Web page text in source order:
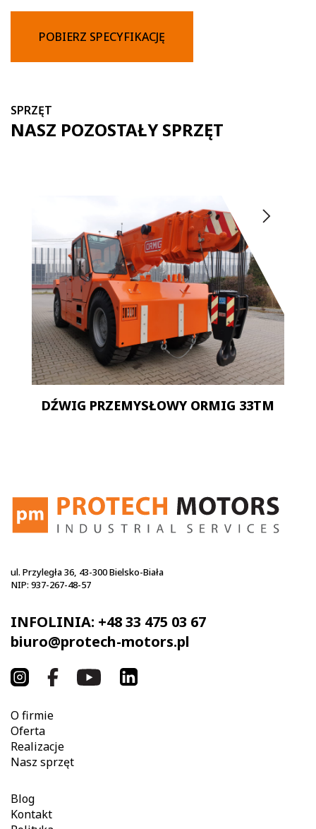
POBIERZ SPECYFIKACJĘ
SPRZĘT
NASZ POZOSTAŁY SPRZĘT
DŹWIG PRZEMYSŁOWY ORMIG 33TM
ul. Przyległa 36, 43-300 Bielsko-Biała
NIP: 937-267-48-57
INFOLINIA: +48 33 475 03 67
biuro@protech-motors.pl
O firmie
Oferta
Realizacje
Nasz sprzęt
Blog
Kontakt